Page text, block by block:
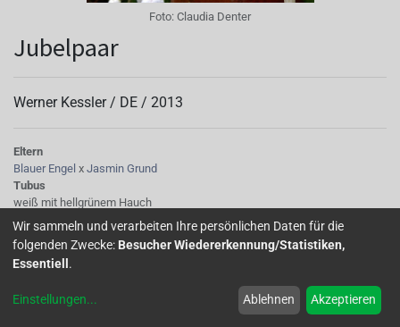
Foto: Claudia Denter
Jubelpaar
Werner Kessler / DE / 2013
Eltern
Blauer Engel x Jasmin Grund
Tubus
weiß mit hellgrünem Hauch
Sepalen
Oberseite weiß, Unterseite hellrosa
Korolle/Petalen
an der Basis violett-rote Flecken., bei reifen Blüten in purpur übergehend,
Knospe/Blüte
Wir sammeln und verarbeiten Ihre persönlichen Daten für die
folgenden Zwecke: Besucher Wiedererkennung/Statistiken,
Essentiell .
Einstellungen... Ablehnen Akzeptieren